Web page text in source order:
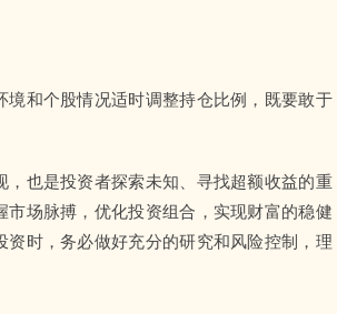
和个股情况适时调整持仓比例，既要敢于
也是投资者探索未知、寻找超额收益的重
场脉搏，优化投资组合，实现财富的稳健
时，务必做好充分的研究和风险控制，理